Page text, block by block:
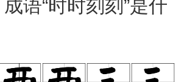
成语“时时刻刻”是什
么意思？出自哪里？